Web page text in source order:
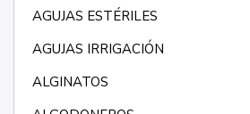
AGUJAS ESTÉRILES
AGUJAS IRRIGACIÓN
ALGINATOS